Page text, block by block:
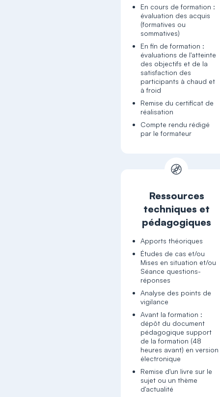
En cours de formation :
évaluation des acquis
(formatives ou
sommatives)
En fin de formation :
évaluations de l'atteinte
des objectifs et de la
satisfaction des
participants à chaud et
à froid
Remise du certificat de
réalisation
Compte rendu rédigé
par le formateur
Ressources
techniques et
pédagogiques
Apports théoriques
Études de cas et/ou
Mises en situation et/ou
Séance questions-
réponses
Analyse des points de
vigilance
Avant la formation :
dépôt du document
pédagogique support
de la formation (48
heures avant) en version
électronique
Remise d'un livre sur le
sujet ou un thème
d'actualité